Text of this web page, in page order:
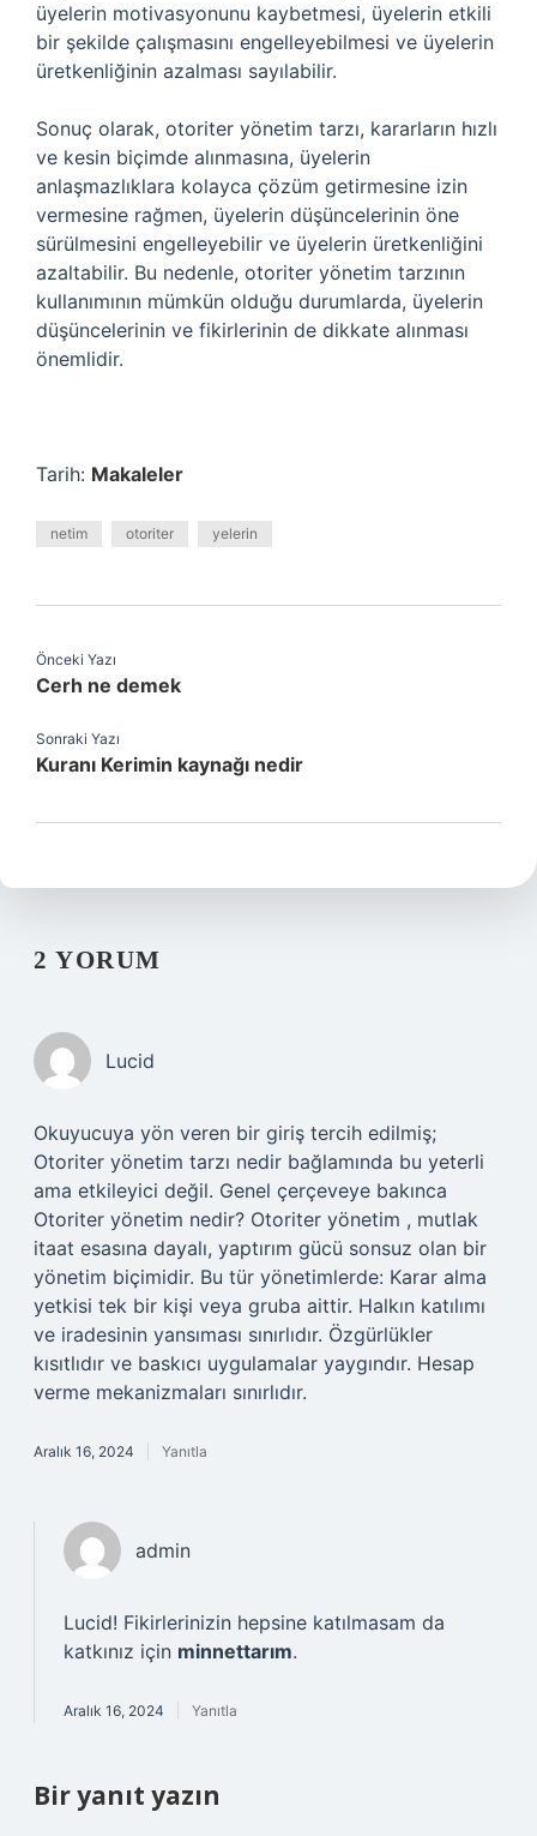
üyelerin motivasyonunu kaybetmesi, üyelerin etkili
bir şekilde çalışmasını engelleyebilmesi ve üyelerin
üretkenliğinin azalması sayılabilir.
Sonuç olarak, otoriter yönetim tarzı, kararların hızlı
ve kesin biçimde alınmasına, üyelerin
anlaşmazlıklara kolayca çözüm getirmesine izin
vermesine rağmen, üyelerin düşüncelerinin öne
sürülmesini engelleyebilir ve üyelerin üretkenliğini
azaltabilir. Bu nedenle, otoriter yönetim tarzının
kullanımının mümkün olduğu durumlarda, üyelerin
düşüncelerinin ve fikirlerinin de dikkate alınması
önemlidir.
Tarih: Makaleler
netim otoriter yelerin
Önceki Yazı
Cerh ne demek
Sonraki Yazı
Kuranı Kerimin kaynağı nedir
2 YORUM
Lucid
Okuyucuya yön veren bir giriş tercih edilmiş;
Otoriter yönetim tarzı nedir bağlamında bu yeterli
ama etkileyici değil. Genel çerçeveye bakınca
Otoriter yönetim nedir? Otoriter yönetim , mutlak
itaat esasına dayalı, yaptırım gücü sonsuz olan bir
yönetim biçimidir. Bu tür yönetimlerde: Karar alma
yetkisi tek bir kişi veya gruba aittir. Halkın katılımı
ve iradesinin yansıması sınırlıdır. Özgürlükler
kısıtlıdır ve baskıcı uygulamalar yaygındır. Hesap
verme mekanizmaları sınırlıdır.
Aralık 16, 2024 Yanıtla
admin
Lucid! Fikirlerinizin hepsine katılmasam da
katkınız için minnettarım.
Aralık 16, 2024 Yanıtla
Bir yanıt yazın